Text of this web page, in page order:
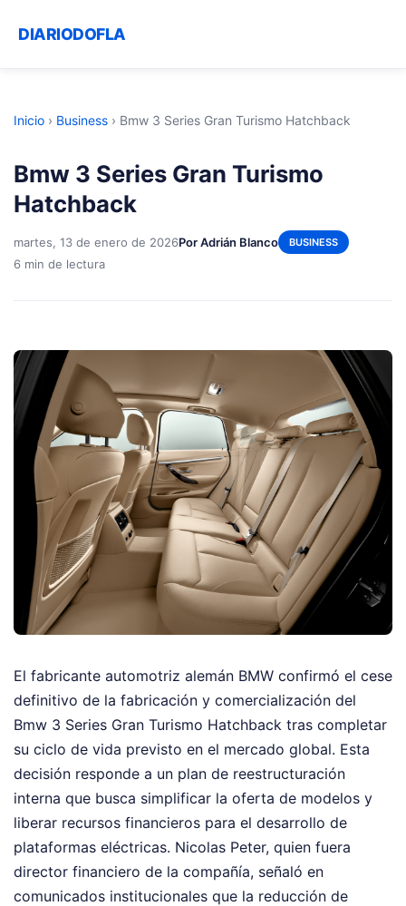
DIARIODOFLA
Inicio › Business › Bmw 3 Series Gran Turismo Hatchback
Bmw 3 Series Gran Turismo
Hatchback
martes, 13 de enero de 2026Por Adrián Blanco BUSINESS
6 min de lectura
El fabricante automotriz alemán BMW confirmó el cese
definitivo de la fabricación y comercialización del
Bmw 3 Series Gran Turismo Hatchback tras completar
su ciclo de vida previsto en el mercado global. Esta
decisión responde a un plan de reestructuración
interna que busca simplificar la oferta de modelos y
liberar recursos financieros para el desarrollo de
plataformas eléctricas. Nicolas Peter, quien fuera
director financiero de la compañía, señaló en
comunicados institucionales que la reducción de